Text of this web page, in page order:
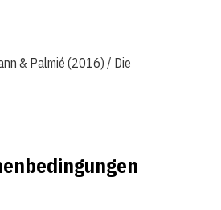
& Palmié (2016) / Die